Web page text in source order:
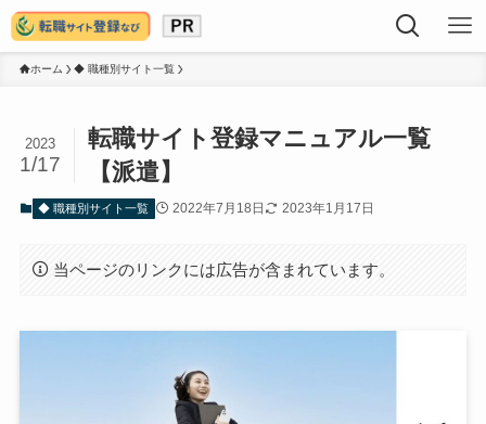
ホーム ◆ 職種別サイト一覧
転職サイト登録マニュアル一覧
【派遣】
2023
1/17
◆ 職種別サイト一覧 2022年7月18日 2023年1月17日
当ページのリンクには広告が含まれています。